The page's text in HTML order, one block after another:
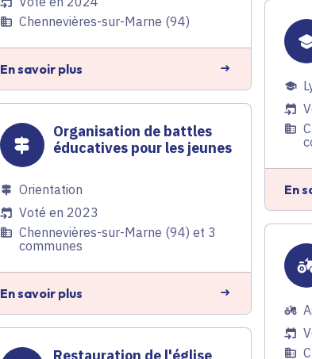
Chennevières-sur-Marne (94)
En savoir plus
En
Organisation de battles
éducatives pour les jeunes
Orientation
Voté en 2023
Chennevières-sur-Marne (94) et 3
communes
En savoir plus